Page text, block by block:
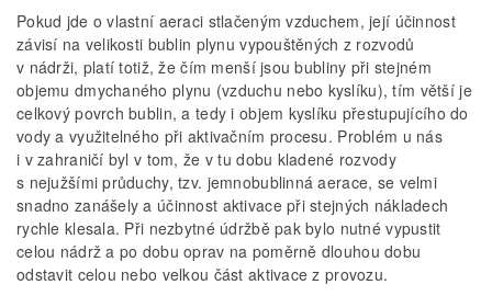
Pokud jde o vlastní aeraci stlačeným vzduchem, její účinnost
závisí na velikosti bublin plynu vypouštěných z rozvodů
v nádrži, platí totiž, že čím menší jsou bubliny při stejném
objemu dmychaného plynu (vzduchu nebo kyslíku), tím větší je
celkový povrch bublin, a tedy i objem kyslíku přestupujícího do
vody a využitelného při aktivačním procesu. Problém u nás
i v zahraničí byl v tom, že v tu dobu kladené rozvody
s nejužšími průduchy, tzv. jemnobublinná aerace, se velmi
snadno zanášely a účinnost aktivace při stejných nákladech
rychle klesala. Při nezbytné údržbě pak bylo nutné vypustit
celou nádrž a po dobu oprav na poměrně dlouhou dobu
odstavit celou nebo velkou část aktivace z provozu.